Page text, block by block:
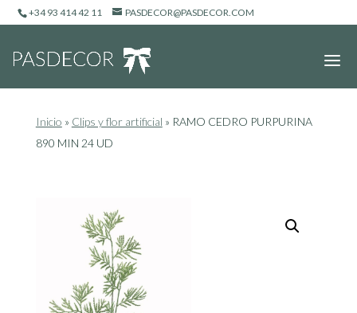
+34 93 414 42 11 PASDECOR@PASDECOR.COM
Inicio » Clips y flor artificial » RAMO CEDRO PURPURINA
890 MIN 24 UD